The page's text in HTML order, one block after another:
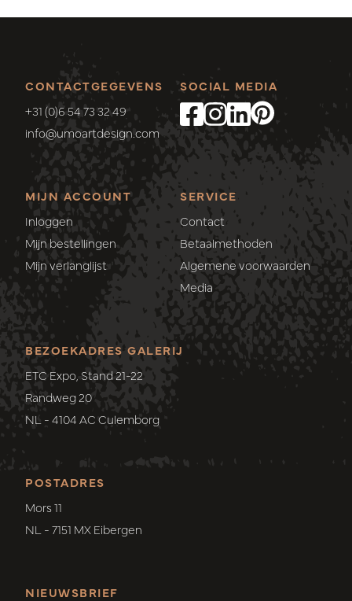
CONTACTGEGEVENS
+31 (0)6 54 73 32 49
info@umoartdesign.com
MIJN ACCOUNT
Inloggen
Mijn bestellingen
Mijn verlanglijst
SERVICE
Contact
Betaalmethoden
Algemene voorwaarden
Media
SOCIAL MEDIA
POSTADRES
Mors 11
NL - 7151 MX Eibergen
BEZOEKADRES GALERIJ
ETC Expo, Stand 21-22
Randweg 20
NL - 4104 AC Culemborg
NIEUWSBRIEF